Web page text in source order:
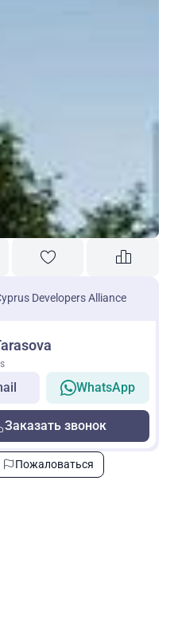
Developers Alliance
WhatsApp
Заказать звонок
Пожаловаться